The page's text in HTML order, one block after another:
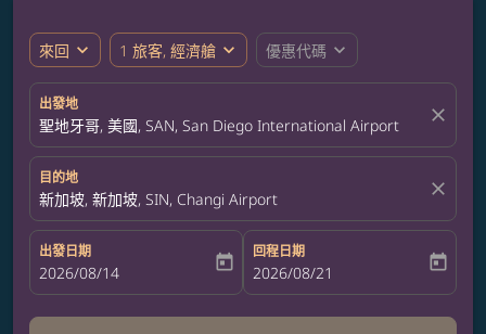
來回 expand_more 1 旅客, 經濟艙 expand_more 優惠代碼 expand_more
出發地
聖地牙哥, 美國, SAN, San Diego International Airport close
目的地
新加坡, 新加坡, SIN, Changi Airport close
出發日期
fc-booking-departure-date-aria-label
2026/08/14 today
回程日期
fc-booking-return-date-aria-label
2026/08/21 today